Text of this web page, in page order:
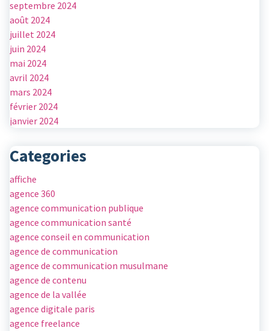
septembre 2024
août 2024
juillet 2024
juin 2024
mai 2024
avril 2024
mars 2024
février 2024
janvier 2024
Categories
affiche
agence 360
agence communication publique
agence communication santé
agence conseil en communication
agence de communication
agence de communication musulmane
agence de contenu
agence de la vallée
agence digitale paris
agence freelance